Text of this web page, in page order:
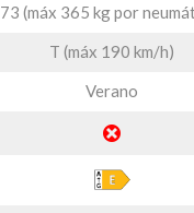
73 (máx 365 kg por
T (máx 190 km/h)
Verano